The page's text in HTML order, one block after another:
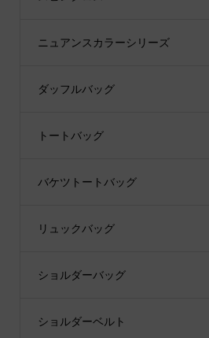
ニュアンスカラーシリーズ
ダッフルバッグ
トートバッグ
バケツトートバッグ
リュックバッグ
ショルダーバッグ
ショルダーベルト